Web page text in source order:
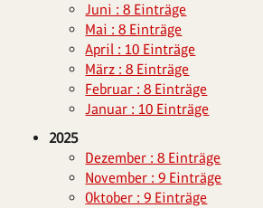
Juni : 8 Einträge
Mai : 8 Einträge
April : 10 Einträge
März : 8 Einträge
Februar : 8 Einträge
Januar : 10 Einträge
2025
Dezember : 8 Einträge
November : 9 Einträge
Oktober : 9 Einträge